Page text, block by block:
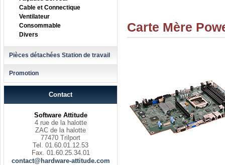
Cable et Connectique
Ventilateur
Consommable
Divers
Pièces détachées Station de travail
Promotion
Contact
Software Attitude
4 rue de la halotte
ZAC de la halotte
77470 Trilport
Tel. 01.60.01.12.53
Fax. 01.60.25.34.01
contact@hardware-attitude.com
Carte Mère